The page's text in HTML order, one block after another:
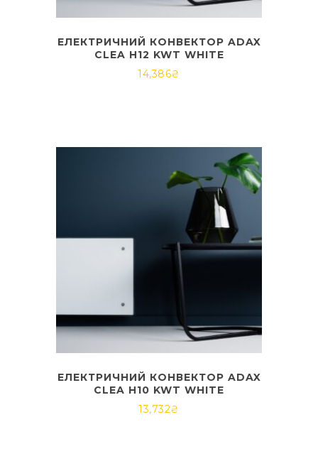
ЕЛЕКТРИЧНИЙ КОНВЕКТОР ADAX
CLEA H12 KWT WHITE
14,386₴
ЕЛЕКТРИЧНИЙ КОНВЕКТОР ADAX
CLEA H10 KWT WHITE
13,732₴